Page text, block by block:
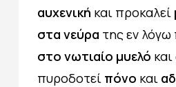
αυχενική και προκαλεί
στα νεύρα της εν λόγω
στο νωτιαίο μυελό
πυροδοτεί πόνο και